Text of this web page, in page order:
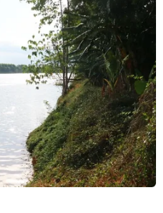
người trẻ mắc ung thư